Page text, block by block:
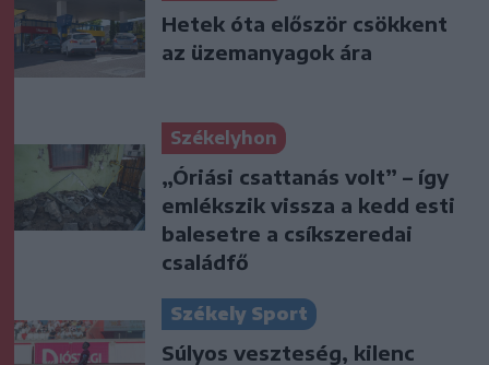
Hetek óta először csökkent
az üzemanyagok ára
Székelyhon
„Óriási csattanás volt” – így
emlékszik vissza a kedd esti
balesetre a csíkszeredai
családfő
Székely Sport
Súlyos veszteség, kilenc